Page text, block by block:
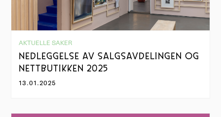
AKTUELLE SAKER
NEDLEGGELSE AV SALGSAVDELINGEN OG
NETTBUTIKKEN 2025
13.01.2025